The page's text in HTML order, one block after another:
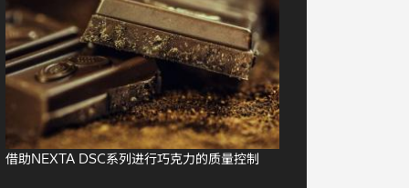
借助NEXTA DSC系列进行巧克力的质量控制